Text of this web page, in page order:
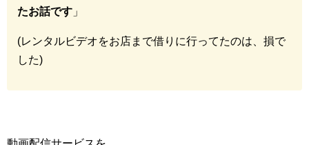
たお話です 」
(レンタルビデオをお店まで借りに行ってたのは、損で
した)